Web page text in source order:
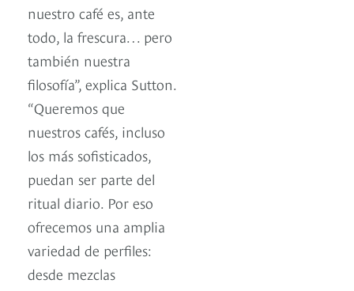
nuestro café es, ante
todo, la frescura… pero
también nuestra
filosofía”, explica Sutton.
“Queremos que
nuestros cafés, incluso
los más sofisticados,
puedan ser parte del
ritual diario. Por eso
ofrecemos una amplia
variedad de perfiles:
desde mezclas